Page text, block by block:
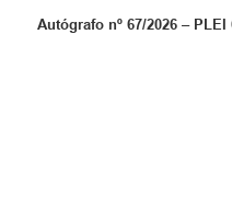
Autógrafo nº 67/2026 – PLEI